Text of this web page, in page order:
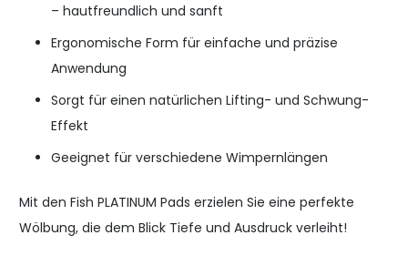
– hautfreundlich und sanft
Ergonomische Form für einfache und präzise
Anwendung
Sorgt für einen natürlichen Lifting- und Schwung-
Effekt
Geeignet für verschiedene Wimpernlängen
Mit den Fish PLATINUM Pads erzielen Sie eine perfekte
Wölbung, die dem Blick Tiefe und Ausdruck verleiht!